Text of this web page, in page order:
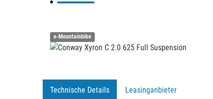
e-Mountainbike
Technische Details Leasinganbieter